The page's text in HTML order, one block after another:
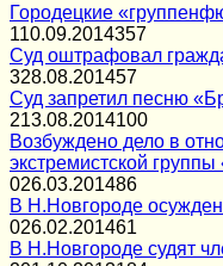
Городецкие
110.09.2014357
Суд оштрафовал
328.08.201457
Суд запретил песню
213.08.2014100
Возбуждено дело в
экстремистской
026.03.201486
В Н.Новгороде
026.02.201461
В Н.Новгороде судят